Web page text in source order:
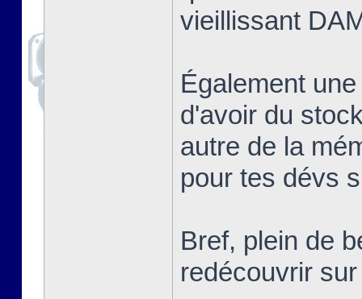
vieillissant
Également
d'avoir du
autre de la
pour tes dévs
Bref, plein de
redécouvrir